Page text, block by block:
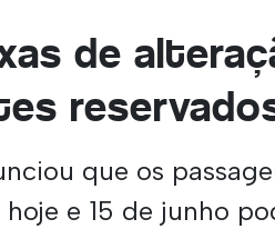
de
que os
e 15 de junho